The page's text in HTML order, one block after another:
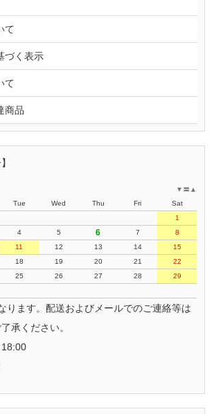
て
づく表示
て
商品
▲
〓
▼
Tue Wed Thu Fri
Sat
1
4 5 6 7
8
11 12 13 14
15
18 19 20 21
22
25 26 27 28
29
ります。配送およびメールでのご連絡等は
承ください。